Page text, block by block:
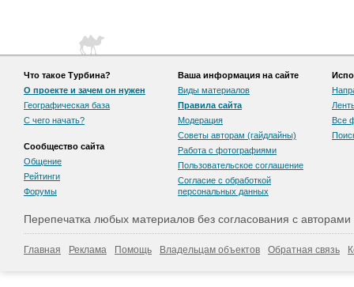
Что такое Турбина?
О проекте и зачем он нужен
Географическая база
С чего начать?
Сообщество сайта
Общение
Рейтинги
Форумы
Ваша информация на сайте
Виды материалов
Правила сайта
Модерация
Советы авторам (гайдлайны)
Работа с фотографиями
Пользовательскоe соглашение
Согласие с обработкой
персональных данных
Все
Перепечатка любых материалов без согласования с
Главная Реклама Помощь Владельцам объектов Обратная связь